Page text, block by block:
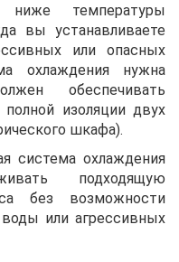
температуры
вы устанавливаете
или опасных
охлаждения нужна
обеспечивать
изоляции двух
шкафа).
система охлаждения
подходящую
без возможности
воды или агрессивных